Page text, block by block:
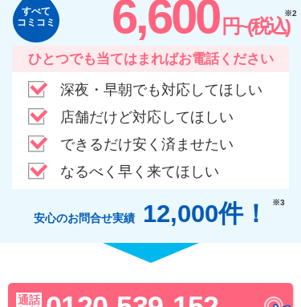
すべて
コミコミ
6,600 円~(税込)
※2
ひとつでも当てはまればお電話ください
深夜・早朝でも対応してほしい
店舗だけど対応してほしい
できるだけ安く済ませたい
なるべく早く来てほしい
安心のお問合せ実績 12,000件！ ※3
通話